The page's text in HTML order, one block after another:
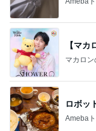
【マ
マカロ
ロボッ
Ameba